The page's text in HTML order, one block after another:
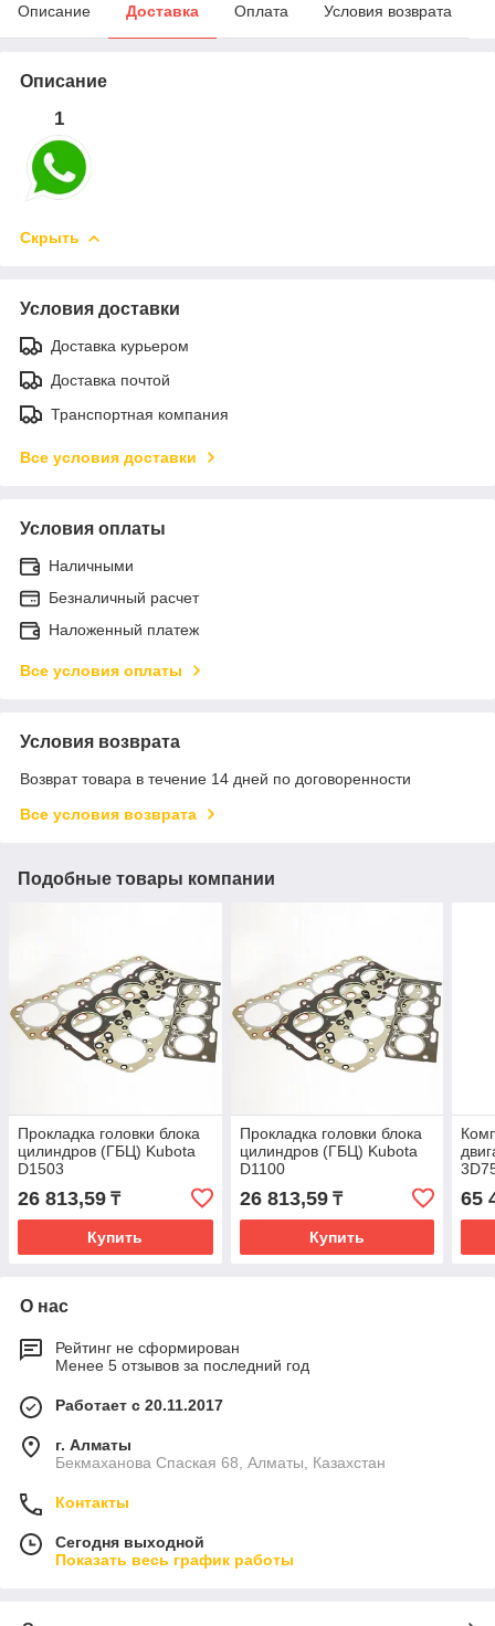
Описание Доставка Оплата Условия возврата
Описание
1
Скрыть
Условия доставки
Доставка курьером
Доставка почтой
Транспортная компания
Все условия доставки
Условия оплаты
Наличными
Безналичный расчет
Наложенный платеж
Все условия оплаты
Условия возврата
Возврат товара в течение 14 дней по договоренности
Все условия возврата
Подобные товары компании
Прокладка головки блока
цилиндров (ГБЦ) Kubota
D1503
26 813,59 ₸
Купить
Прокладка головки блока
цилиндров (ГБЦ) Kubota
D1100
26 813,59₸
Купить
65
О нас
Рейтинг не сформирован
Менее 5 отзывов за последний год
Работает с 20.11.2017
г. Алматы
Бекмаханова Спаская 68, Алматы, Казахстан
Контакты
Сегодня выходной
Показать весь график работы